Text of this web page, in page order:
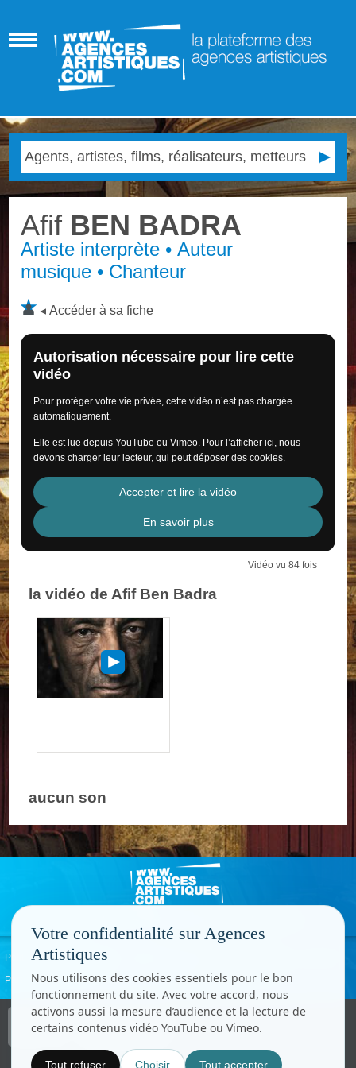
Afif BEN BADRA
Artiste interprète • Auteur
musique • Chanteur
Accéder à sa fiche
Autorisation nécessaire pour lire cette
vidéo
Pour protéger votre vie privée, cette vidéo n’est pas chargée
automatiquement.
Elle est lue depuis YouTube ou Vimeo. Pour l’afficher ici, nous
devons charger leur lecteur, qui peut déposer des cookies.
Accepter et lire la vidéo
En savoir plus
Vidéo vu 84 fois
la vidéo de Afif Ben Badra
aucun son
Politique de confidentialité
Paramètres cookies
Copyright © CC.Comunication
Tous droits réservés
Votre confidentialité sur Agences
Artistiques
Nous utilisons des cookies essentiels pour le bon
fonctionnement du site. Avec votre accord, nous
activons aussi la mesure d’audience et la lecture de
certains contenus vidéo YouTube ou Vimeo.
Tout refuser Choisir Tout accepter